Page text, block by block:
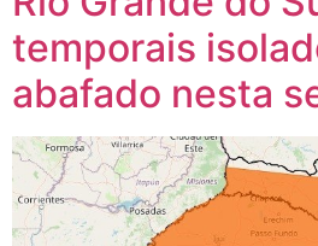
temporais
abafado nesta